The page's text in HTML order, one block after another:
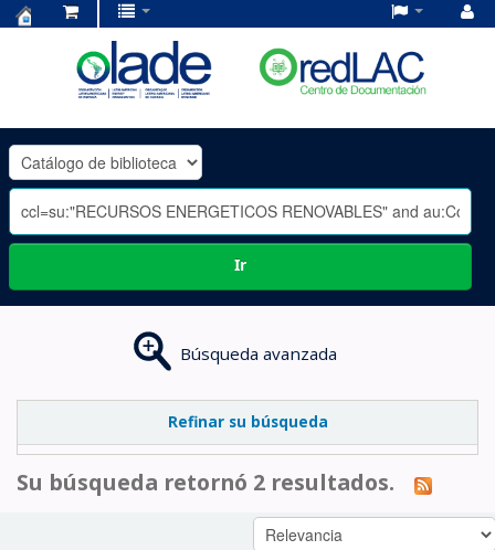
OLADE
-
Ir
Búsqueda avanzada
Refinar su búsqueda
Su búsqueda retornó 2 resultados.